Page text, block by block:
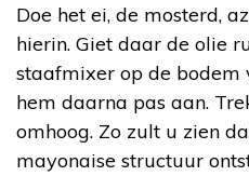
Doe het ei, de mosterd,
hierin. Giet daar de olie
staafmixer op de bodem
hem daarna pas aan.
omhoog. Zo zult u zien
mayonaise structuur